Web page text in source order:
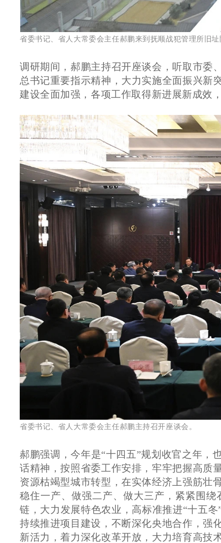
省委书记、省人大常委会主任郝鹏来到抚顺战犯管理所旧
调研期间，郝鹏主持召开座谈会，听取市委
总书记重要指示精神，大力实施全面振兴新
建设全面加强，各项工作取得新进展新成效
省委书记、省人大常委会主任郝鹏主持召开座谈会。
郝鹏强调，今年是“十四五”规划收官之年，
话精神，按照省委工作安排，牢牢把握高质
资源枯竭型城市转型，在实体经济上强筋壮
稳住一产、做强二产、做大三产，紧紧围
链，大力发展特色农业，高标准推进“十五
持续推进项目建设，不断深化央地合作，强
新活力，着力深化改革开放，大力培育高技